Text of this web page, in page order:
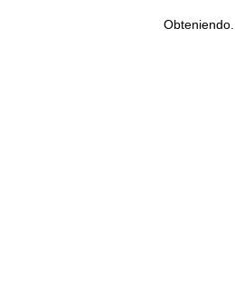
Obteniendo...